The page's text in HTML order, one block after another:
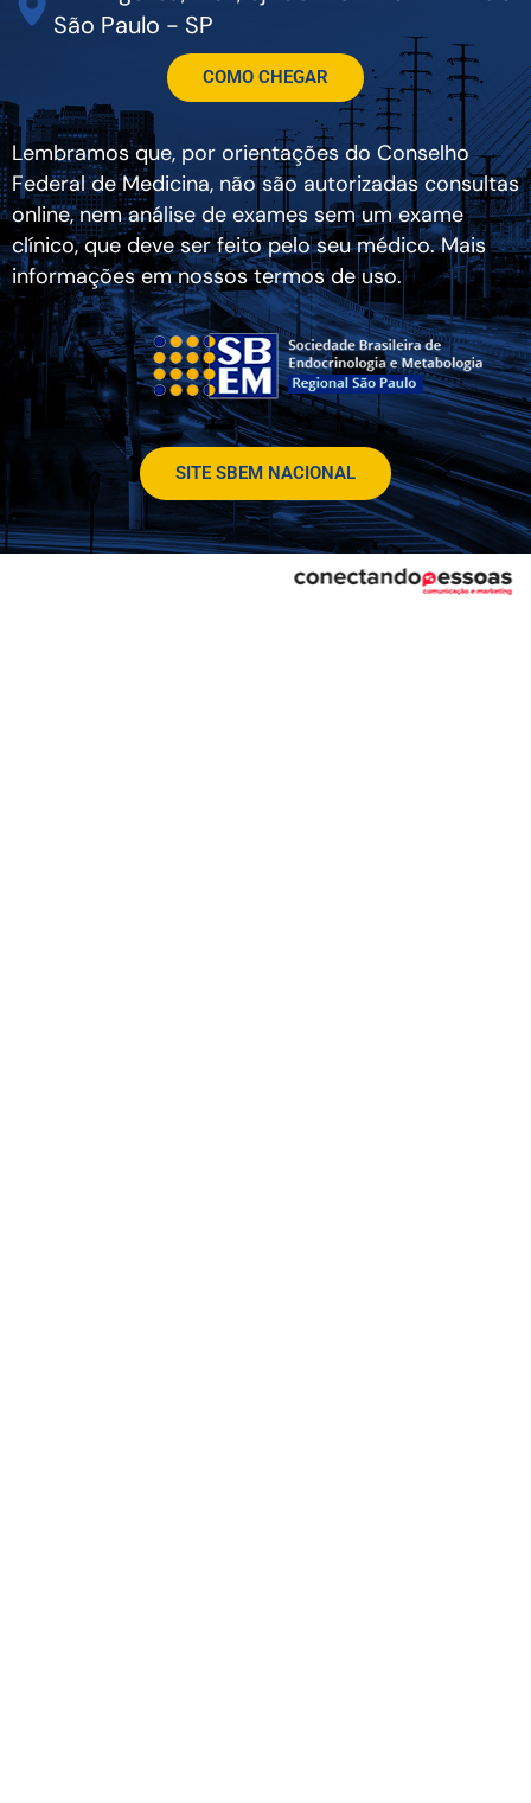
São Paulo - SP
COMO CHEGAR
Lembramos que, por orientações do Conselho
Federal de Medicina, não são autorizadas consultas
online, nem análise de exames sem um exame
clínico, que deve ser feito pelo seu médico. Mais
informações em nossos termos de uso.
SITE SBEM NACIONAL